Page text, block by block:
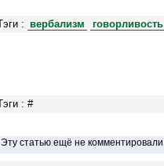
Тэги : вербализм говорливость
Тэги : #
Эту статью ещё не комментировали